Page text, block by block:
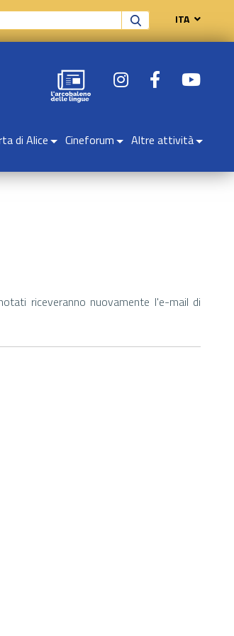
ITA
di Alice Cineforum Altre attività
riceveranno nuovamente l'e-mail di